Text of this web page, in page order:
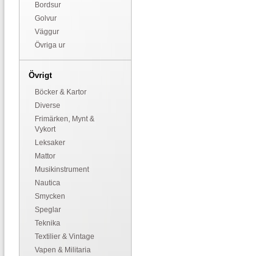
Bordsur
Golvur
Väggur
Övriga ur
Övrigt
Böcker & Kartor
Diverse
Frimärken, Mynt &
Vykort
Leksaker
Mattor
Musikinstrument
Nautica
Smycken
Speglar
Teknika
Textilier & Vintage
Vapen & Militaria